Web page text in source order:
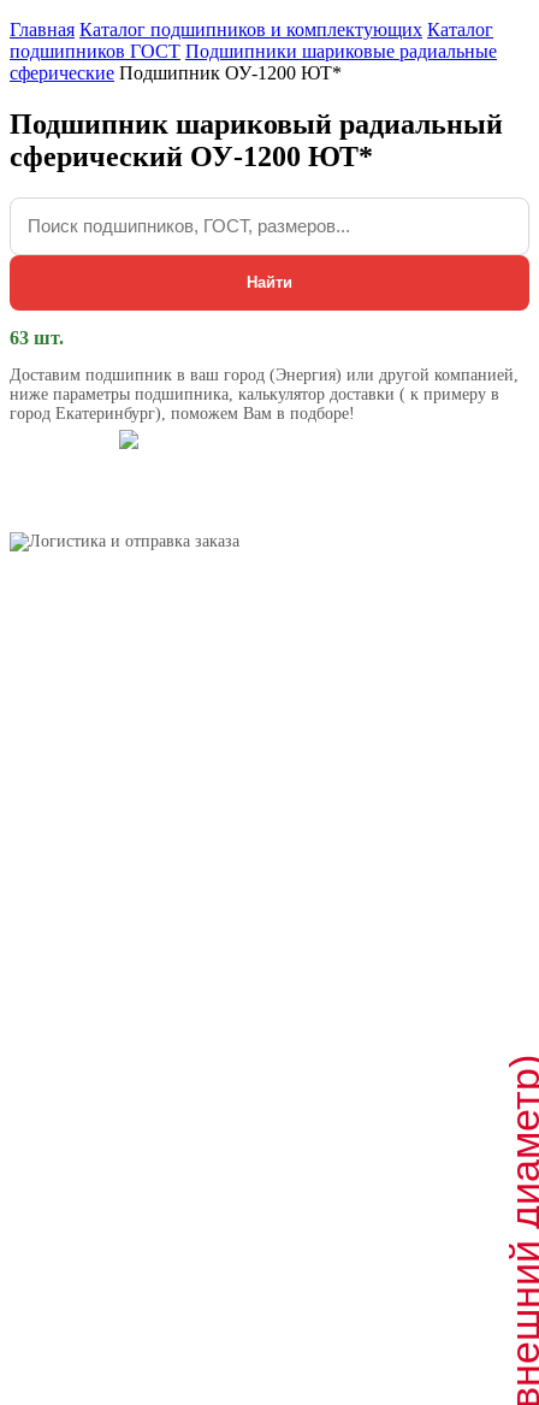
Главная Каталог подшипников и комплектующих Каталог
подшипников ГОСТ Подшипники шариковые радиальные
сферические Подшипник ОУ-1200 ЮТ*
Подшипник шариковый радиальный
сферический ОУ-1200 ЮТ*
Найти
63 шт.
Доставим подшипник в ваш город (Энергия) или другой компанией,
ниже параметры подшипника, калькулятор доставки ( к примеру в
город Екатеринбург), поможем Вам в подборе!